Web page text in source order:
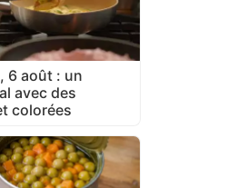
6 août : un
avec des
colorées